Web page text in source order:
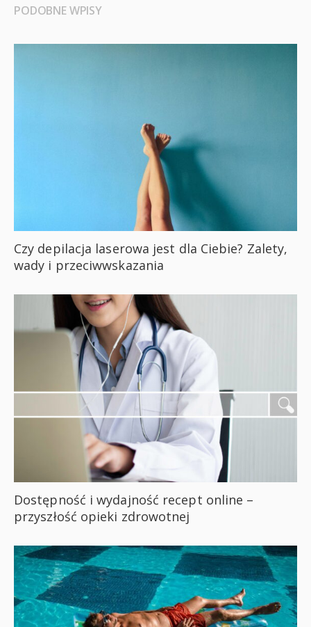
PODOBNE WPISY
Czy depilacja laserowa jest dla Ciebie? Zalety,
wady i przeciwwskazania
Dostępność i wydajność recept online –
przyszłość opieki zdrowotnej